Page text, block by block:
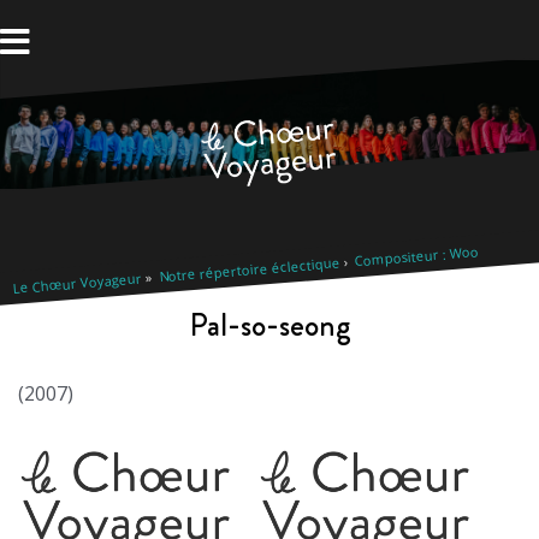
au
Le Chœur Voyageur Notre répertoire éclectique Compositeur : Woo
Pal-so-seong
(2007)